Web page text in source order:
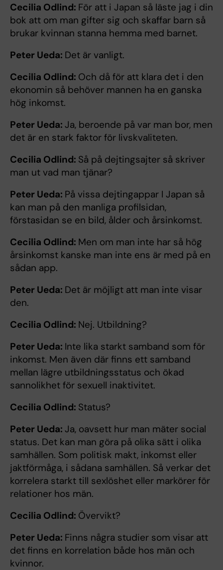
Cecilia Odlind: För att i Japan så läste jag i din
bok att om man gifter sig och skaffar barn så
brukar kvinnan stanna hemma med barnet.
Peter Ueda: Det är vanligt.
Cecilia Odlind: Och då för att klara det i den
ekonomin så behöver mannen ha en ganska
hög inkomst.
Peter Ueda: Ja, beroende på var man bor, men
det är en stark faktor för livskvaliteten.
Cecilia Odlind: Så på dejtingsajter så skriver
man ut vad man tjänar?
Peter Ueda: På vissa dejtingappar I Japan så
kan man på den manliga profilsidan,
förstasidan se en bild, ålder och årsinkomst.
Cecilia Odlind: Men om man inte har så hög
årsinkomst kanske man inte ens är med på en
sådan app.
Peter Ueda: Det är möjligt att man inte visar
den.
Cecilia Odlind: Nej. Utbildning?
Peter Ueda: Inte lika starkt samband som för
inkomst. Men även där finns ett samband
mellan lägre utbildningsstatus och ökad
sannolikhet för sexuell inaktivitet.
Cecilia Odlind: Status?
Peter Ueda: Ja, oavsett hur man mäter social
status. Det kan man göra på olika sätt i olika
samhällen. Som politisk makt, inkomst eller
jaktförmåga, i sådana samhällen. Så verkar det
korrelera starkt till sexlöshet eller markörer för
relationer hos män.
Cecilia Odlind: Övervikt?
Peter Ueda: Finns några studier som visar att
det finns en korrelation både hos män och
kvinnor.